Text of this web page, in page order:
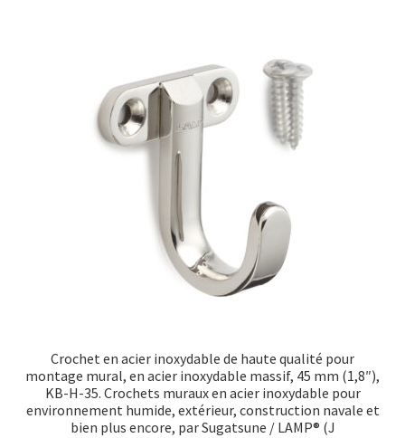
Crochet en acier inoxydable de haute qualité pour
montage mural, en acier inoxydable massif, 45 mm (1,8″),
KB-H-35. Crochets muraux en acier inoxydable pour
environnement humide, extérieur, construction navale et
bien plus encore, par Sugatsune / LAMP® (J